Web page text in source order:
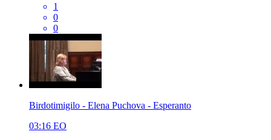
1
0
0
Birdotimigilo - Elena Puchova - Esperanto
03:16 EO